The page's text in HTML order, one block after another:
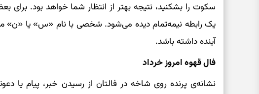
سکوت را بشکنید، نتیجه بهتر از انتظار شما خواهد بود. برای
یک رابطه نیمه‌تمام دیده می‌شود. شخصی با نام «س» یا «ن»
آینده داشته باشد.
فال قهوه امروز خرداد
نشانه‌ی پرنده روی شاخه در فالتان از رسیدن خبر، پیام یا